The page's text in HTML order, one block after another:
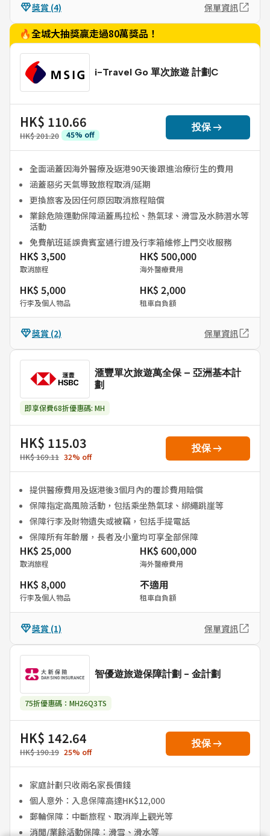
獎賞 (4) 保單資訊
🔥全城大抽獎贏走過80萬獎品！
i-Travel Go 單次旅遊 計劃C
HK$ 110.66
HK$ 201.20 45% off
投保arrow_right_alt
全面涵蓋因海外醫療及返港90天後跟進治療衍生的費用
涵蓋惡劣天氣導致旅程取消/延期
更換旅客及因任何原因取消旅程賠償
業餘危險運動保障涵蓋馬拉松、熱氣球、滑雪及水肺潛水等
活動
免費航班延誤貴賓室通行證及行李箱維修上門交收服務
HK$ 3,500
取消旅程
HK$ 500,000
海外醫療費用
HK$ 5,000
行李及個人物品
HK$ 2,000
租車自負額
獎賞 (2) 保單資訊
滙豐單次旅遊萬全保 – 亞洲基本計
劃
即享保費68折優惠碼: MH
HK$ 115.03
HK$ 169.11 32% off
投保arrow_right_alt
提供醫療費用及返港後3個月內的覆診費用賠償
保障指定高風險活動，包括乘坐熱氣球、綁繩跳崖等
保障行李及財物遺失或被竊，包括手提電話
保障所有年齡層，長者及小童均可享全部保障
HK$ 25,000
取消旅程
HK$ 600,000
海外醫療費用
HK$ 8,000
行李及個人物品
不適用
租車自負額
獎賞 (1) 保單資訊
智優遊旅遊保障計劃 - 金計劃
75折優惠碼：MH26Q3TS
HK$ 142.64
HK$ 190.19 25% off
投保arrow_right_alt
家庭計劃只收兩名家長價錢
個人意外：入息保障高達HK$12,000
郵輪保障：中斷旅程、取消岸上觀光等
消閒/業餘活動保障：滑雪、滑水等